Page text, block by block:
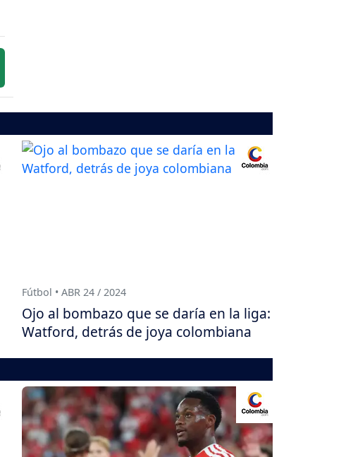
Fútbol • ABR 24 / 2024
Ojo al bombazo que se daría en la liga:
Watford, detrás de joya colombiana